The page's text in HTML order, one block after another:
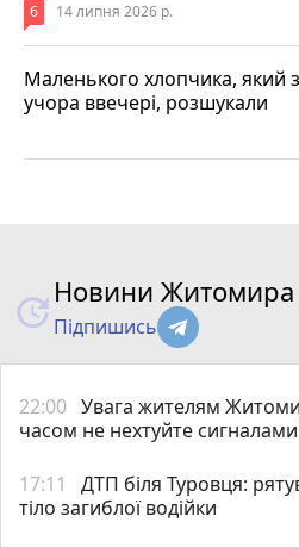
6 14 липня 2026 р.
Маленького хлопчика, який
учора ввечері, розшукали
Новини Житомира
Підпишись
22:00 Увага жителям
часом не нехтуйте
17:11
ДТП біля Туровця:
тіло загиблої водійки